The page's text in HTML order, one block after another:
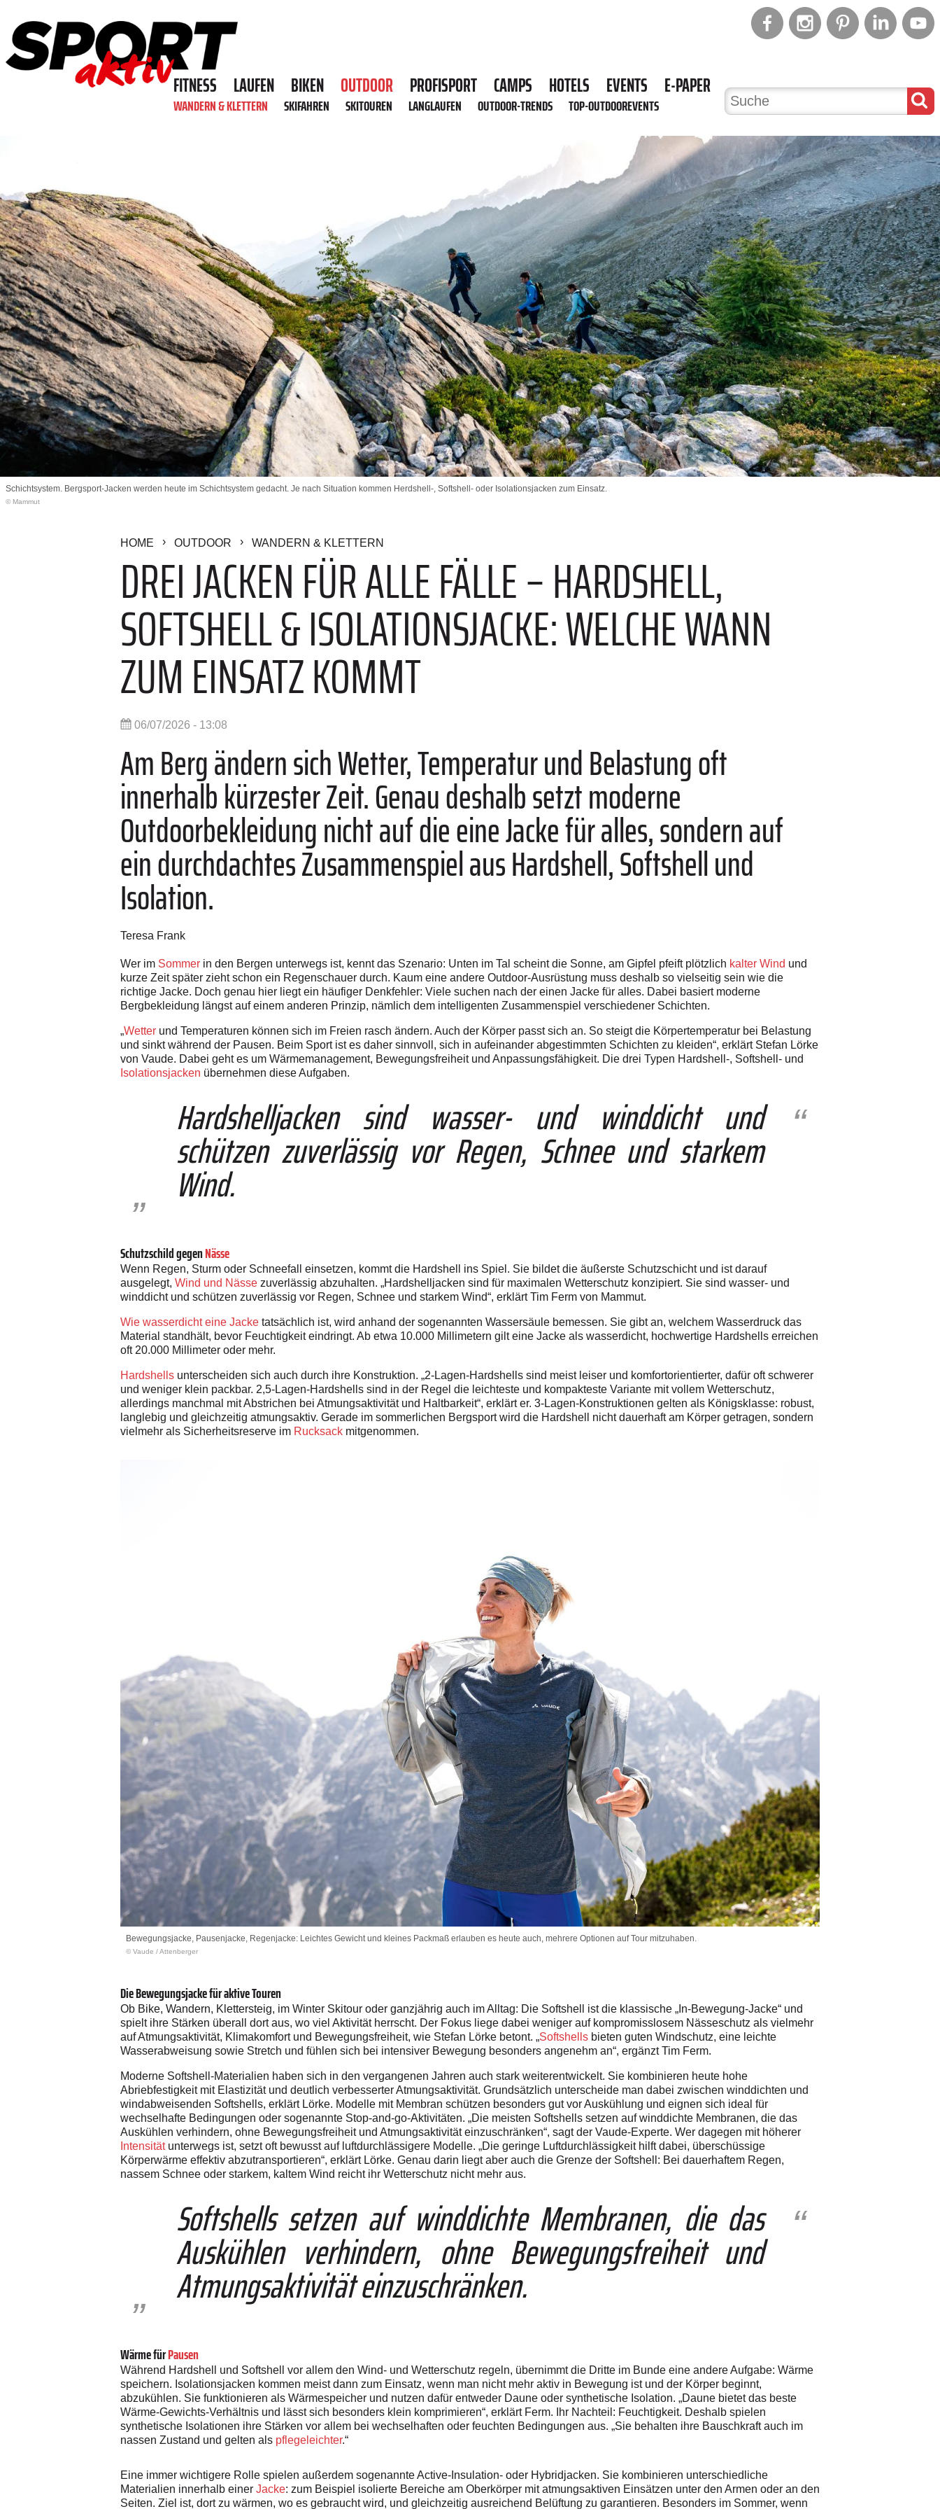
FITNESS LAUFEN BIKEN OUTDOOR PROFISPORT CAMPS HOTELS EVENTS E-PAPER
WANDERN & KLETTERN SKIFAHREN SKITOUREN LANGLAUFEN OUTDOOR-TRENDS TOP-OUTDOOREVENTS
Schichtsystem. Bergsport-Jacken werden heute im Schichtsystem gedacht. Je nach Situation kommen Herdshell-, Softshell- oder Isolationsjacken zum Einsatz.
© Mammut
HOME OUTDOOR WANDERN & KLETTERN
DREI JACKEN FÜR ALLE FÄLLE – HARDSHELL,
SOFTSHELL & ISOLATIONSJACKE: WELCHE WANN
ZUM EINSATZ KOMMT
06/07/2026 - 13:08
Am Berg ändern sich Wetter, Temperatur und Belastung oft
innerhalb kürzester Zeit. Genau deshalb setzt moderne
Outdoorbekleidung nicht auf die eine Jacke für alles, sondern auf
ein durchdachtes Zusammenspiel aus Hardshell, Softshell und
Isolation.
Teresa Frank
Wer im Sommer in den Bergen unterwegs ist, kennt das Szenario: Unten im Tal scheint die Sonne, am Gipfel pfeift plötzlich kalter Wind und
kurze Zeit später zieht schon ein Regenschauer durch. Kaum eine andere Outdoor-Ausrüstung muss deshalb so vielseitig sein wie die
richtige Jacke. Doch genau hier liegt ein häufiger Denkfehler: Viele suchen nach der einen Jacke für alles. Dabei basiert moderne
Bergbekleidung längst auf einem anderen Prinzip, nämlich dem intelligenten Zusammenspiel verschiedener Schichten.
„Wetter und Temperaturen können sich im Freien rasch ändern. Auch der Körper passt sich an. So steigt die Körpertemperatur bei Belastung
und sinkt während der Pausen. Beim Sport ist es daher sinnvoll, sich in aufeinander abgestimmten Schichten zu kleiden“, erklärt Stefan Lörke
von Vaude. Dabei geht es um Wärmemanagement, Bewegungsfreiheit und Anpassungsfähigkeit. Die drei Typen Hardshell-, Softshell- und
Isolationsjacken übernehmen diese Aufgaben.
Hardshelljacken sind wasser- und winddicht und
schützen zuverlässig vor Regen, Schnee und starkem
Wind.
Schutzschild gegenNässe
Wenn Regen, Sturm oder Schneefall einsetzen, kommt die Hardshell ins Spiel. Sie bildet die äußerste Schutzschicht und ist darauf
ausgelegt, Wind und Nässe zuverlässig abzuhalten. „Hardshelljacken sind für maximalen Wetterschutz konzipiert. Sie sind wasser- und
winddicht und schützen zuverlässig vor Regen, Schnee und starkem Wind“, erklärt Tim Ferm von Mammut.
Wie wasserdicht eine Jacke tatsächlich ist, wird anhand der sogenannten Wassersäule bemessen. Sie gibt an, welchem Wasserdruck das
Material standhält, bevor Feuchtigkeit eindringt. Ab etwa 10.000 Millimetern gilt eine Jacke als wasserdicht, hochwertige Hardshells erreichen
oft 20.000 Millimeter oder mehr.
Hardshells unterscheiden sich auch durch ihre Konstruktion. „2-Lagen-Hardshells sind meist leiser und komfortorientierter, dafür oft schwerer
und weniger klein packbar. 2,5-Lagen-Hardshells sind in der Regel die leichteste und kompakteste Variante mit vollem Wetterschutz,
allerdings manchmal mit Abstrichen bei Atmungsaktivität und Haltbarkeit“, erklärt er. 3-Lagen-Konstruktionen gelten als Königsklasse: robust,
langlebig und gleichzeitig atmungsaktiv. Gerade im sommerlichen Bergsport wird die Hardshell nicht dauerhaft am Körper getragen, sondern
vielmehr als Sicherheitsreserve im Rucksack mitgenommen.
Bewegungsjacke, Pausenjacke, Regenjacke: Leichtes Gewicht und kleines Packmaß erlauben es heute auch, mehrere Optionen auf Tour mitzuhaben.
© Vaude / Attenberger
Die Bewegungsjacke für aktive Touren
Ob Bike, Wandern, Klettersteig, im Winter Skitour oder ganzjährig auch im Alltag: Die Softshell ist die klassische „In-Bewegung-Jacke“ und
spielt ihre Stärken überall dort aus, wo viel Aktivität herrscht. Der Fokus liege dabei weniger auf kompromisslosem Nässeschutz als vielmehr
auf Atmungsaktivität, Klimakomfort und Bewegungsfreiheit, wie Stefan Lörke betont. „Softshells bieten guten Windschutz, eine leichte
Wasserabweisung sowie Stretch und fühlen sich bei intensiver Bewegung besonders angenehm an“, ergänzt Tim Ferm.
Moderne Softshell-Materialien haben sich in den vergangenen Jahren auch stark weiterentwickelt. Sie kombinieren heute hohe
Abriebfestigkeit mit Elastizität und deutlich verbesserter Atmungsaktivität. Grundsätzlich unterscheide man dabei zwischen winddichten und
windabweisenden Softshells, erklärt Lörke. Modelle mit Membran schützen besonders gut vor Auskühlung und eignen sich ideal für
wechselhafte Bedingungen oder sogenannte Stop-and-go-Aktivitäten. „Die meisten Softshells setzen auf winddichte Membranen, die das
Auskühlen verhindern, ohne Bewegungsfreiheit und Atmungsaktivität einzuschränken“, sagt der Vaude-Experte. Wer dagegen mit höherer
Intensität unterwegs ist, setzt oft bewusst auf luftdurchlässigere Modelle. „Die geringe Luftdurchlässigkeit hilft dabei, überschüssige
Körperwärme effektiv abzutransportieren“, erklärt Lörke. Genau darin liegt aber auch die Grenze der Softshell: Bei dauerhaftem Regen,
nassem Schnee oder starkem, kaltem Wind reicht ihr Wetterschutz nicht mehr aus.
Softshells setzen auf winddichte Membranen, die das
Auskühlen verhindern, ohne Bewegungsfreiheit und
Atmungsaktivität einzuschränken.
Wärme fürPausen
Während Hardshell und Softshell vor allem den Wind- und Wetterschutz regeln, übernimmt die Dritte im Bunde eine andere Aufgabe: Wärme
speichern. Isolationsjacken kommen meist dann zum Einsatz, wenn man nicht mehr aktiv in Bewegung ist und der Körper beginnt,
abzukühlen. Sie funktionieren als Wärmespeicher und nutzen dafür entweder Daune oder synthetische Isolation. „Daune bietet das beste
Wärme-Gewichts-Verhältnis und lässt sich besonders klein komprimieren“, erklärt Ferm. Ihr Nachteil: Feuchtigkeit. Deshalb spielen
synthetische Isolationen ihre Stärken vor allem bei wechselhaften oder feuchten Bedingungen aus. „Sie behalten ihre Bauschkraft auch im
nassen Zustand und gelten als pflegeleichter.“
Eine immer wichtigere Rolle spielen außerdem sogenannte Active-­Insulation- oder Hybridjacken. Sie kombinieren unterschiedliche
Materialien innerhalb einer Jacke: zum Beispiel isolierte Bereiche am Oberkörper mit atmungsaktiven Einsätzen unter den Armen oder an den
Seiten. Ziel ist, dort zu wärmen, wo es gebraucht wird, und gleichzeitig ausreichend Belüftung zu garantieren. Besonders im Sommer, wenn